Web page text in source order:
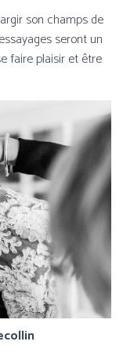
son champs de
seront un
faire plaisir et être